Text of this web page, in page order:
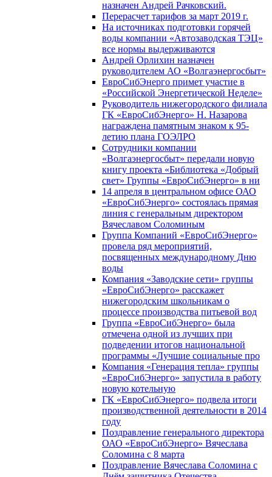
назначен Андрей Рачковский.
Перерасчет тарифов за март 2019 г.
На источниках подготовки горячей
воды компании «Автозаводская ТЭЦ»
все нормы выдерживаются
Андрей Орлихин назначен
руководителем АО «Волгаэнергосбыт»
ЕвроСибЭнерго примет участие в
«Российской Энергетической Неделе»
Руководитель нижегородского филиала
ГК «ЕвроСибЭнерго» Н. Назарова
награждена памятным знаком к 95-
летию плана ГОЭЛРО
Сотрудники компании
«Волгаэнергосбыт» передали новую
книгу проекта «Библиотека «Добрый
свет» Группы «ЕвроСибЭнерго» в ни
14 апреля в центральном офисе ОАО
«ЕвроСибЭнерго» состоялась прямая
линия с генеральным директором
Вячеславом Соломиным
Группа Компаний «ЕвроСибЭнерго»
провела ряд мероприятий,
посвященных международному Дню
воды
Компания «Заводские сети» группы
«ЕвроСибЭнерго» расскажет
нижегородским школьникам о
процессе производства питьевой вод
Группа «ЕвроСибЭнерго» была
отмечена одной из лучших при
подведении итогов национальной
программы «Лучшие социальные про
Компания «Генерация тепла» группы
«ЕвроСибЭнерго» запустила в работу
новую котельную
ГК «ЕвроСибЭнерго» подвела итоги
производственной деятельности в 2014
году
Поздравление генерального директора
ОАО «ЕвроСибЭнерго» Вячеслава
Соломина с 8 марта
Поздравление Вячеслава Соломина с